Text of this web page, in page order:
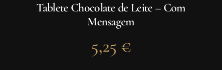
Tablete Chocolate de Leite – Com
Mensagem
5,25 €